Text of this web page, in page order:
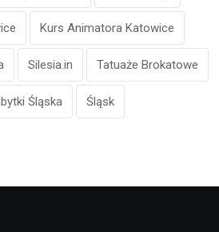
Kurs Animatora Katowice
Silesia.in Tatuaże Brokatowe
Śląska Śląsk